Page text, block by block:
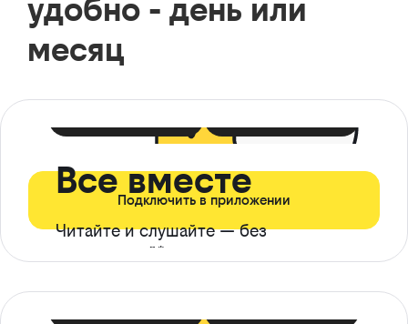
удобно - день или
месяц
Все вместе
Читайте и слушайте — без
ограничений*
Подключить в приложении